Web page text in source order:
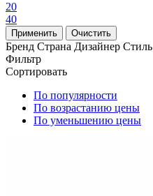
20
40
Бренд Страна Дизайнер Стиль
Фильтр
Сортировать
По популярности
По возрастанию цены
По уменьшению цены